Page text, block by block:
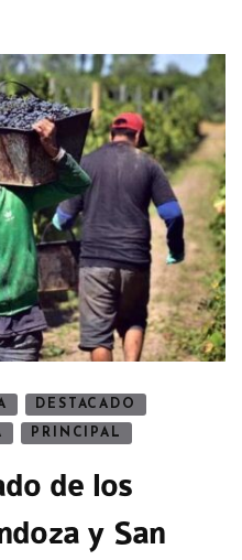
DESTACADO
PRINCIPAL
de los
y San